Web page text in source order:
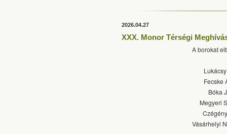
2026.04.27
XXX. Monor Térségi
A borokat
Fecske
Bóka
Megyeri
Vásárhelyi